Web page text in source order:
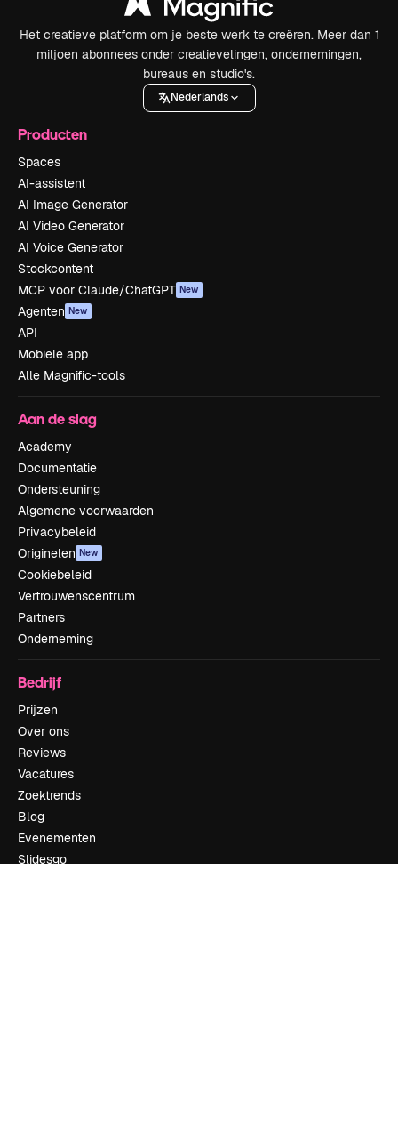
Het creatieve platform om je beste werk te creëren. Meer dan 1
miljoen abonnees onder creatievelingen, ondernemingen,
bureaus en studio's.
Nederlands
Producten
Spaces
AI-assistent
AI Image Generator
AI Video Generator
AI Voice Generator
Stockcontent
MCP voor Claude/ChatGPT New
Agenten New
API
Mobiele app
Alle Magnific-tools
Aan de slag
Academy
Documentatie
Ondersteuning
Algemene voorwaarden
Privacybeleid
Originelen New
Cookiebeleid
Vertrouwenscentrum
Partners
Onderneming
Bedrijf
Prijzen
Over ons
Reviews
Vacatures
Zoektrends
Blog
Evenementen
Slidesgo